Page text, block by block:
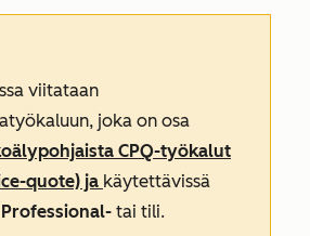
viitataan
joka on osa
CPQ-työkalut
quote) ja käytettävissä
tai tili.